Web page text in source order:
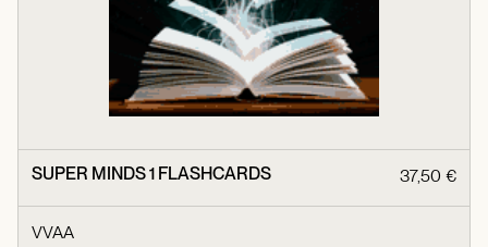
SUPER MINDS 1 FLASHCARDS 37,50 €
VVAA